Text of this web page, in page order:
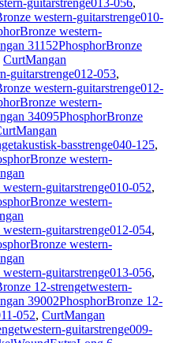
guitarstrenge013-056,
western-guitarstrenge010-
western-
31152PhosphorBronze
CurtMangan
guitarstrenge012-053,
western-guitarstrenge012-
western-
34095PhosphorBronze
basstrenge040-125,
western-
guitarstrenge010-052,
western-
guitarstrenge012-054,
western-
guitarstrenge013-056,
12-strengetwestern-
39002PhosphorBronze 12-
052, CurtMangan
guitarstrenge009-